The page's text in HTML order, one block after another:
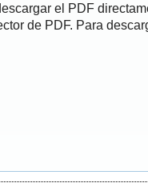
el PDF
de PDF. Para